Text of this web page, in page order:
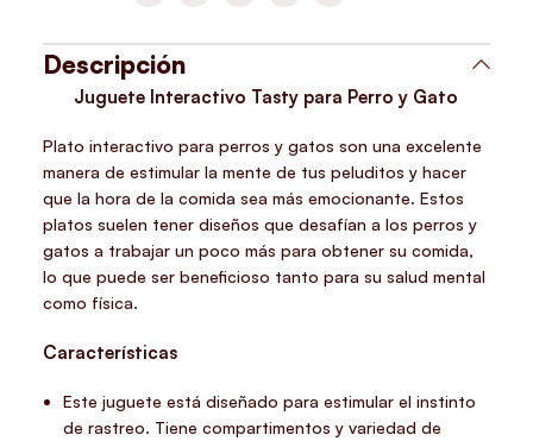
Descripción
Juguete Interactivo Tasty para Perro y Gato
Plato interactivo para perros y gatos son una excelente
manera de estimular la mente de tus peluditos y hacer
que la hora de la comida sea más emocionante. Estos
platos suelen tener diseños que desafían a los perros y
gatos a trabajar un poco más para obtener su comida,
lo que puede ser beneficioso tanto para su salud mental
como física.
Características
Este juguete está diseñado para estimular el instinto
de rastreo. Tiene compartimentos y variedad de